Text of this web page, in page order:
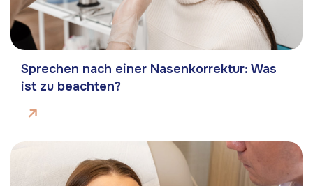
Sprechen nach einer Nasenkorrektur: Was
ist zu beachten?